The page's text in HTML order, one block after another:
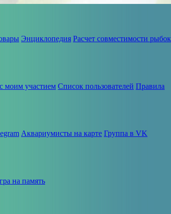
Энциклопедия Расчет совместимости рыбок
моим участием Список пользователей Правила
Аквариумисты на карте Группа в VK
на память